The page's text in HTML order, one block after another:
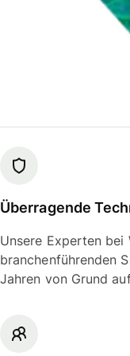
Überragende
Unsere Experten bei
branchenführenden
Jahren von Grund